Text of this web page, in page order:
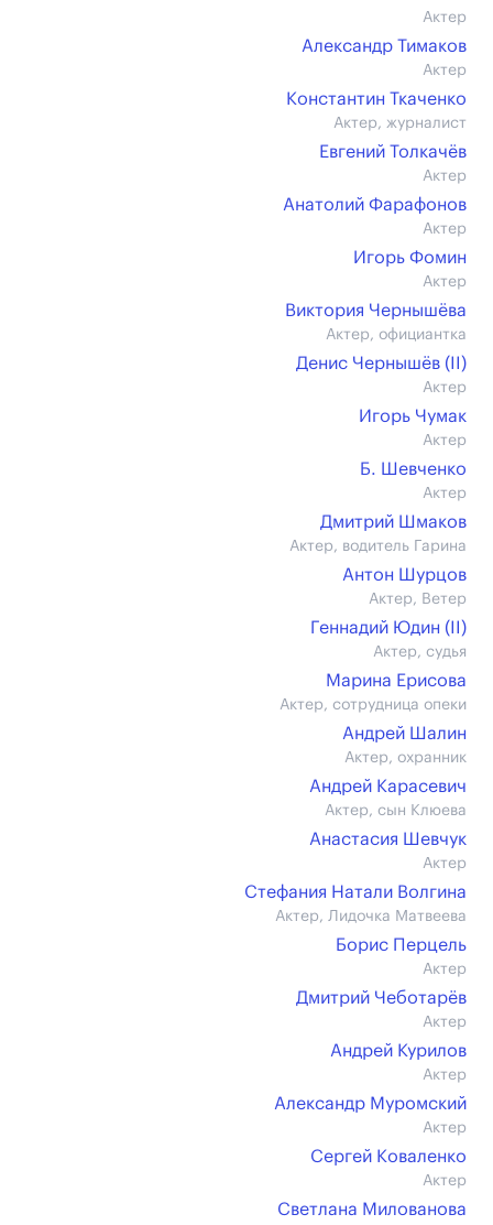
Актер
Александр Тимаков
Актер
Константин Ткаченко
Актер, журналист
Евгений Толкачёв
Актер
Анатолий Фарафонов
Актер
Игорь Фомин
Актер
Виктория Чернышёва
Актер, официантка
Денис Чернышёв (II)
Актер
Игорь Чумак
Актер
Б. Шевченко
Актер
Дмитрий Шмаков
Актер, водитель Гарина
Антон Шурцов
Актер, Ветер
Геннадий Юдин (II)
Актер, судья
Марина Ерисова
Актер, сотрудница опеки
Андрей Шалин
Актер, охранник
Андрей Карасевич
Актер, сын Клюева
Анастасия Шевчук
Актер
Стефания Натали Волгина
Актер, Лидочка Матвеева
Борис Перцель
Актер
Дмитрий Чеботарёв
Актер
Андрей Курилов
Актер
Александр Муромский
Актер
Сергей Коваленко
Актер
Светлана Милованова